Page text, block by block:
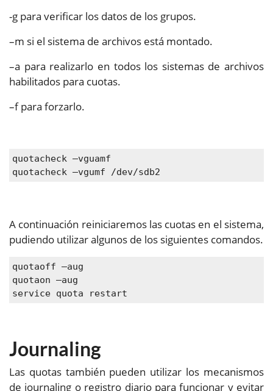
-g para verificar los datos de los grupos.
–m si el sistema de archivos está montado.
–a para realizarlo en todos los sistemas de archivos
habilitados para cuotas.
–f para forzarlo.
quotacheck –vguamf
quotacheck –vgumf /dev/sdb2
A continuación reiniciaremos las cuotas en el sistema,
pudiendo utilizar algunos de los siguientes comandos.
quotaoff –aug
quotaon –aug
service quota restart
Journaling
Las quotas también pueden utilizar los mecanismos
de journaling o registro diario para funcionar y evitar